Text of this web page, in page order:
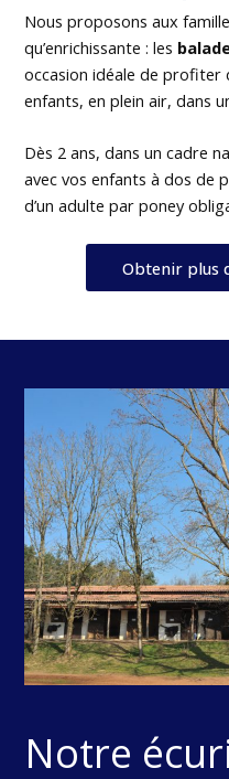
Nous proposons aux
qu’enrichissante : les
occasion idéale de profiter
enfants, en plein air, dans
Dès 2 ans, dans un cadre
avec vos enfants à dos de
d’un adulte par poney
Obtenir plus
Notre